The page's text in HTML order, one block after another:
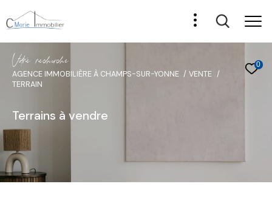
0
Vore recece
AGENCE IMMOBILIÈRE À CHAMPS-SUR-YONNE
VENTE
TERRAIN
Terrains à vendre